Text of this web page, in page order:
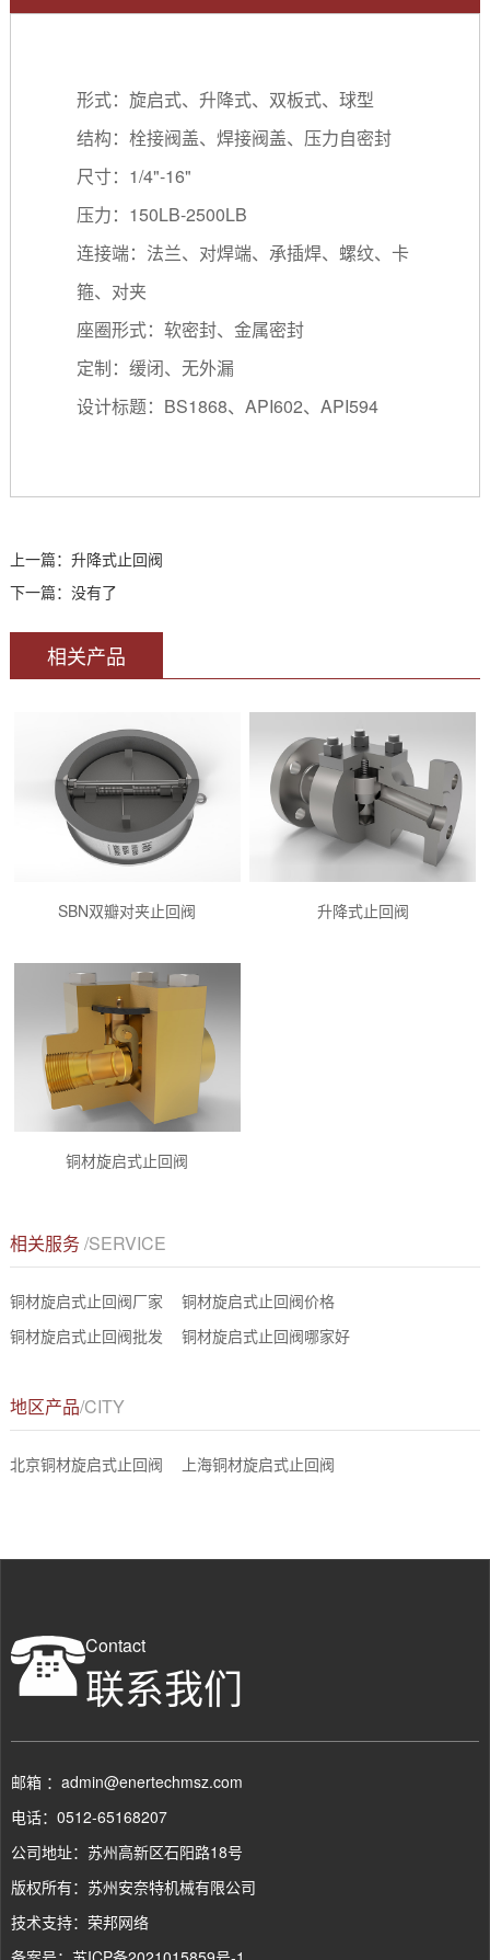
形式：旋启式、升降式、双板式、球型
结构：栓接阀盖、焊接阀盖、压力自密封
尺寸：1/4"-16"
压力：150LB-2500LB
连接端：法兰、对焊端、承插焊、螺纹、卡
箍、对夹
座圈形式：软密封、金属密封
定制：缓闭、无外漏
设计标题：BS1868、API602、API594
上一篇： 升降式止回阀
下一篇：没有了
相关产品
SBN双瓣对夹止回阀 升降式止回阀
铜材旋启式止回阀
相关服务/SERVICE
铜材旋启式止回阀厂家
铜材旋启式止回阀价格
铜材旋启式止回阀批发
铜材旋启式止回阀哪家好
地区产品/CITY
北京铜材旋启式止回阀 上海铜材旋启式止回阀
Contact
联系我们
邮箱 ：admin@enertechmsz.com
电话：0512-65168207
公司地址：苏州高新区石阳路18号
版权所有：苏州安奈特机械有限公司
技术支持： 荣邦网络